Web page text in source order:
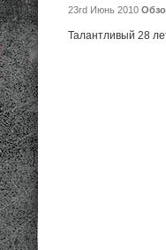
23rd Июнь 2010
Талантливый 28